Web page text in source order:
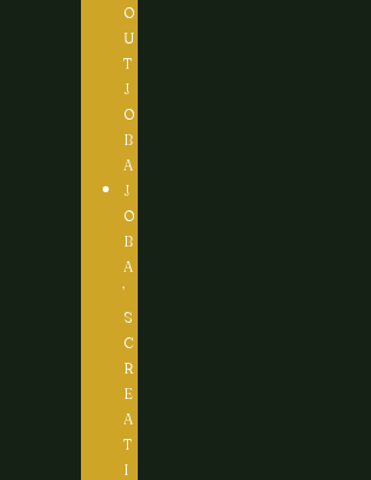
O
U
T
J
O
B
A
J
O
B
A
’
S
C
R
E
A
T
I